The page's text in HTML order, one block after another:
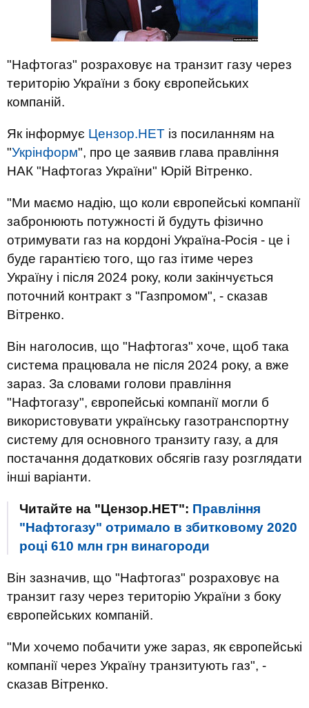
"Нафтогаз" розраховує на транзит газу через
територію України з боку європейських
компаній.
Як інформує Цензор.НЕТ із посиланням на
"Укрінформ", про це заявив глава правління
НАК "Нафтогаз України" Юрій Вітренко.
"Ми маємо надію, що коли європейські компанії
забронюють потужності й будуть фізично
отримувати газ на кордоні Україна-Росія - це і
буде гарантією того, що газ ітиме через
Україну і після 2024 року, коли закінчується
поточний контракт з "Газпромом", - сказав
Вітренко.
Він наголосив, що "Нафтогаз" хоче, щоб така
система працювала не після 2024 року, а вже
зараз. За словами голови правління
"Нафтогазу", європейські компанії могли б
використовувати українську газотранспортну
систему для основного транзиту газу, а для
постачання додаткових обсягів газу розглядати
інші варіанти.
Читайте на "Цензор.НЕТ": Правління
"Нафтогазу" отримало в збитковому 2020
році 610 млн грн винагороди
Він зазначив, що "Нафтогаз" розраховує на
транзит газу через територію України з боку
європейських компаній.
"Ми хочемо побачити уже зараз, як європейські
компанії через Україну транзитують газ", -
сказав Вітренко.